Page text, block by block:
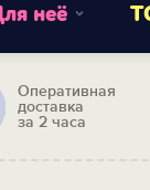
неё
Оперативная
доставка
за 2 часа